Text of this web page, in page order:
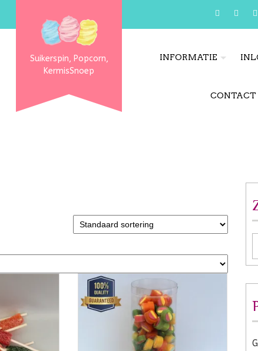
Suikerspin, Popcorn,
KermisSnoep
INFORMATIE
CONTACT